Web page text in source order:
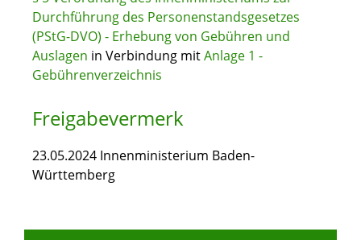
Durchführung des Personenstandsgesetzes
(PStG-DVO) - Erhebung von Gebühren und
Auslagen in Verbindung mitAnlage 1 -
Gebührenverzeichnis
Freigabevermerk
23.05.2024 Innenministerium Baden-
Württemberg